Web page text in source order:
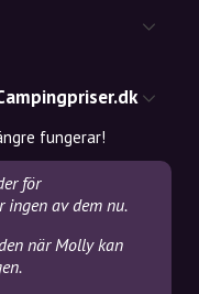
fungerar!
för
ingen av dem nu.
när Molly kan